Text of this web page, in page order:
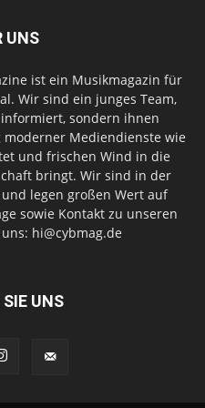
UNS
ist ein Musikmagazin für
Wir sind ein junges Team,
sondern ihnen
Mediendienste wie
und frischen Wind in die
bringt. Wir sind in der
legen großen Wert auf
sowie Kontakt zu unseren
hi@cybmag.de
UNS